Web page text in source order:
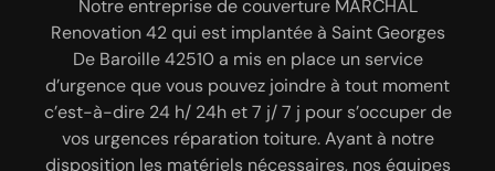
Notre entreprise de couverture MARCHAL
Renovation 42 qui est implantée à Saint Georges
De Baroille 42510 a mis en place un service
d’urgence que vous pouvez joindre à tout moment
c’est-à-dire 24 h/ 24h et 7 j/ 7 j pour s’occuper de
vos urgences réparation toiture. Ayant à notre
disposition les matériels nécessaires, nos équipes
Par manque d’entretien, la toiture peut se
détériorer. Dans la ville de Saint Georges De
Baroille 42510, vous pouvez compter sur notre
entreprise MARCHAL Renovation 42 pour s’occuper
de la réparation de votre toiture. Étant un couvreur
professionnel ; notre entreprise MARCHAL
Renovation 42 pourra réparer vos problèmes
La tuile est un matériau qui peut être détérioré :
fissurée, cassée par manque d’entretien. Et si vous
avez des tuiles cassées à faire réparer ou
remplacer à Saint Georges De Baroille 42510, faites
appel au service de notre entreprise MARCHAL
Renovation 42. Ayant reçu les formations
nécessaires, nos couvreurs 42510 seront dans la